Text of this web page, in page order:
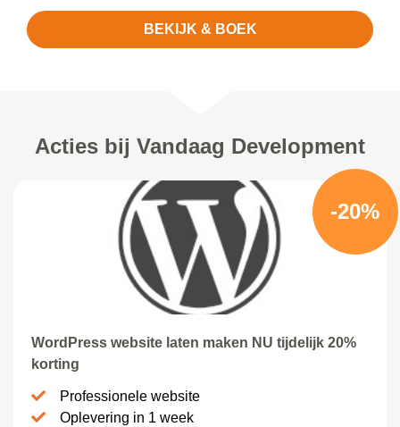
BEKIJK & BOEK
Acties bij Vandaag Development
-20%
WordPress website laten maken NU tijdelijk 20%
korting
Professionele website
Oplevering in 1 week